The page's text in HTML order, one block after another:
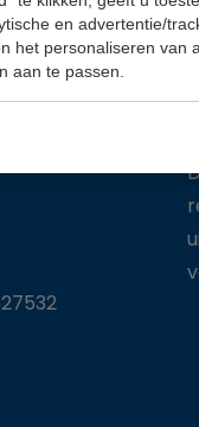
en advertentie/
het personaliseren van
aan te passen.
den